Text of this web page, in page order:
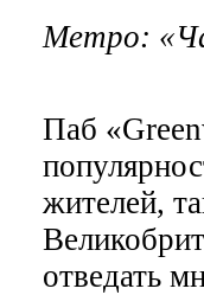
Метро:
Паб
жителей,
отведать